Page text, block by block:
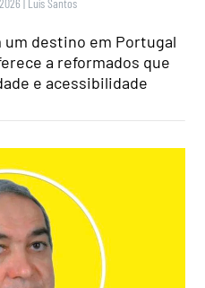
Luís Santos
destino em Portugal
a reformados que
e acessibilidade